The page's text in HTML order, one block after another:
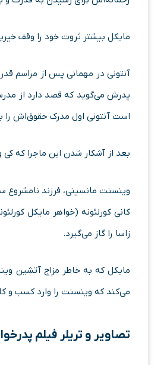
مایکل بیشتر ثروت خود را وقف
آنتونی در مهمانی پس از مراسم
پدرش می‌گوید که قصد دارد از
است آنتونی اول مدرک حقوق‌اش را
بعد از آشکار شدن این ماجرا که
وینسنت مانسینی، فرزند نامشروع
کانی کورلئونه (خواهر مایکل
زاسا را گاز می‌گیرد.
مایکل که به خاطر مزاج آتشین
می‌کند که وینسنت را وارد کسب و
تصاویر و تریلر فیلم